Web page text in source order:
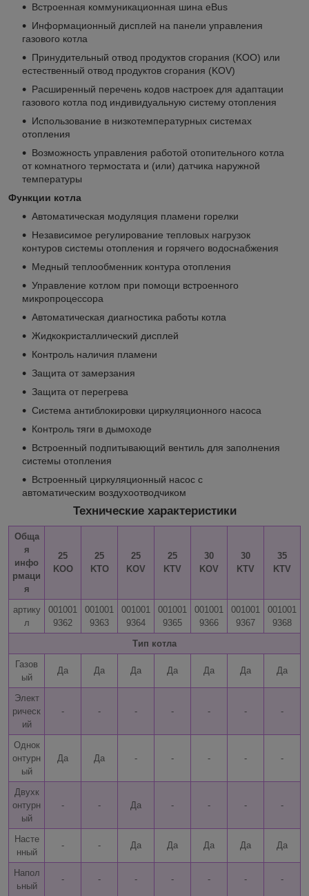
Встроенная коммуникационная шина eBus
Информационный дисплей на панели управления
газового котла
Принудительный отвод продуктов сгорания (KОО) или
естественный отвод продуктов сгорания (KOV)
Расширенный перечень кодов настроек для адаптации
газового котла под индивидуальную систему отопления
Использование в низкотемпературных системах
отопления
Возможность управления работой отопительного котла
от комнатного термостата и (или) датчика наружной
температуры
Функции котла
Автоматическая модуляция пламени горелки
Независимое регулирование тепловых нагрузок
контуров системы отопления и горячего водоснабжения
Медный теплообменник контура отопления
Управление котлом при помощи встроенного
микропроцессора
Автоматическая диагностика работы котла
Жидкокристаллический дисплей
Контроль наличия пламени
Защита от замерзания
Защита от перегрева
Система антиблокировки циркуляционного насоса
Контроль тяги в дымоходе
Встроенный подпитывающий вентиль для заполнения
системы отопления
Встроенный циркуляционный насос с
автоматическим воздухоотводчиком
Технические характеристики
Обща
я
инфо
рмаци
я
25
KOO
25
KTO
25
KOV
25
KTV
30
KOV
30
KTV
35
KTV
артику
л
001001
9362
001001
9363
001001
9364
001001
9365
001001
9366
001001
9367
001001
9368
Тип котла
Газов
ый
Да Да Да Да Да Да Да
Элект
рическ
ий
- - - - - - -
Однок
онтурн
ый
Да Да - - - - -
Двухк
онтурн
ый
- - Да - - - -
Насте
нный
- - Да Да Да Да Да
Напол
ьный
- - - - - - -